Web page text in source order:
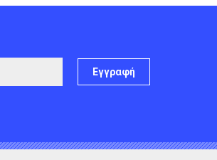
Εγγραφή